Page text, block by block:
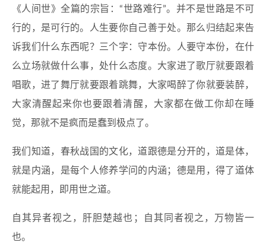
《人间世》全篇的宗旨：“世路难行”。并不是世路是不可
行的，是可行的。人生要你自己善于处。那么归结起来告
诉我们什么东西呢？三个字：守本份。人要守本份，在什
么立场就做什么事，处什么态度。大家进了歌厅就要跟着
唱歌，进了舞厅就要跟着跳舞，大家喝醉了你就要装醉，
大家清醒起来你也要跟着清醒，大家都在做工你却在睡
觉，那就不是疯而是蠢到极点了。
我们知道，春秋战国的文化，道跟德是分开的，道是体，
就是内涵，是每个人修养学问的内涵；德是用，得了道体
就能起用，即用世之道。
自其异者视之，肝胆楚越也；自其同者视之，万物皆一
也。